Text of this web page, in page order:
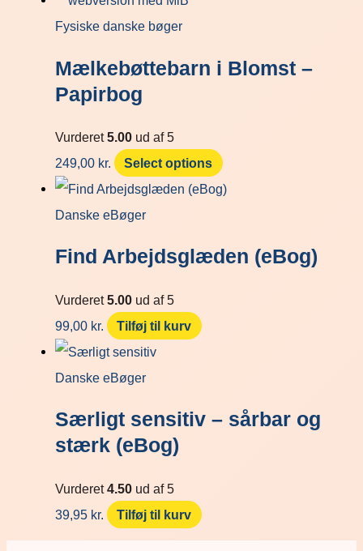
Fysiske danske bøger
Mælkebøttebarn i Blomst –
Papirbog
Vurderet5.00 ud af 5
249,00 kr. Select options
Danske eBøger
Find Arbejdsglæden (eBog)
Vurderet5.00 ud af 5
99,00 kr. Tilføj til kurv
Danske eBøger
Særligt sensitiv – sårbar og
stærk (eBog)
Vurderet4.50 ud af 5
39,95 kr. Tilføj til kurv